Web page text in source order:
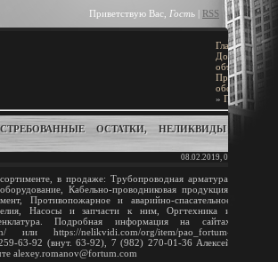
Приветствую Вас Гость | RSS
Главная»
Доска
объявлений
Промышленное
оборудование
» Подшипники
ОСТАТКИ, НЕЛИКВИДЫ В
08.02.2019, 00:04
в продаже: Трубопроводная арматура,
Кабельно-проводниковая продукция,
Противопожарное и аварийно-спасательное
Насосы и запчасти к ним, Оргтехника и
Подробная информация на сайтах
или https://nelikvidi.com/org/item/pao_fortum-
63-92 (внут. 63-92), 7 (982) 270-01-36 Алексей
alexey.romanov@fortum.com